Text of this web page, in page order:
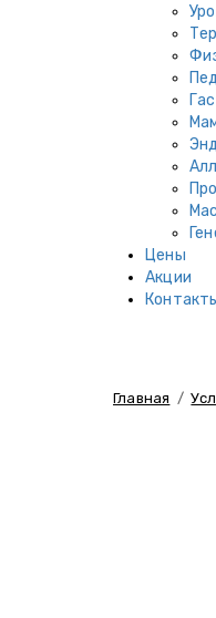
Цены
Акции
Главная /